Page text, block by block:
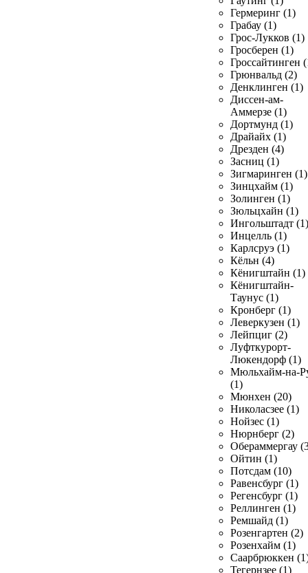
Гермеринг (1)
Грабау (1)
Грос-Лукков (1)
Гросберен (1)
Гроссайтинген
Грюнвальд (2)
Денклинген (1)
Диссен-ам-
Аммерзе (1)
Дортмунд (1)
Драйайх (1)
Дрезден (4)
Засниц (1)
Зигмаринген (1)
Зинцхайм (1)
Золинген (1)
Зюльцхайн (1)
Ингольштадт (1)
Инцелль (1)
Карлсруэ (1)
Кёльн (4)
Кёнигштайн (1)
Кёнигштайн-
Таунус (1)
Кронберг (1)
Леверкузен (1)
Лейпциг (2)
Луфткурорт-
Люкендорф (1)
Мюльхайм-на-
(1)
Мюнхен (20)
Николасзее (1)
Нойзес (1)
Нюрнберг (2)
Обераммергау
Ойтин (1)
Потсдам (10)
Равенсбург (1)
Регенсбург (1)
Реллинген (1)
Ремшайд (1)
Розенгартен (2)
Розенхайм (1)
Саарбрюккен
Тегернзее (1)